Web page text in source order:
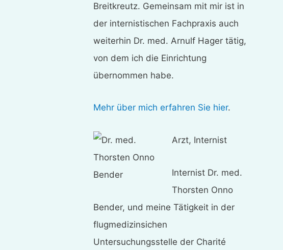
Breitkreutz. Gemeinsam mit mir ist in
der internistischen Fachpraxis auch
weiterhin Dr. med. Arnulf Hager tätig,
von dem ich die Einrichtung
übernommen habe.
Mehr über mich erfahren Sie hier.
Arzt, Internist
Internist Dr. med.
Thorsten Onno
Bender, und meine Tätigkeit in der
flugmedizinsichen
Untersuchungsstelle der Charité